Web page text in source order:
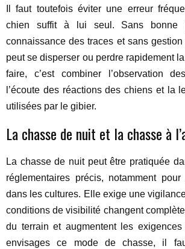
Il faut toutefois éviter une erreur
chien suffit à lui seul. Sans bonne
connaissance des traces et sans
peut se disperser ou perdre rapidement
faire, c’est combiner l’observation
l’écoute des réactions des chiens et la
utilisées par le gibier.
La chasse de nuit et la chasse à
La chasse de nuit peut être pratiquée
réglementaires précis, notamment
dans les cultures. Elle exige une
conditions de visibilité changent
du terrain et augmentent les
envisages ce mode de chasse, il